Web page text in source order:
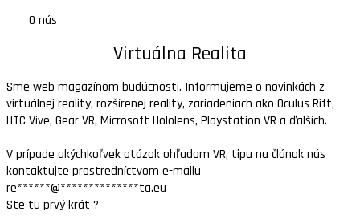
O nás
Virtuálna Realita
Sme web magazínom budúcnosti. Informujeme o novinkách z
virtuálnej reality, rozšírenej reality, zariadeniach ako Oculus Rift,
HTC Vive, Gear VR, Microsoft Hololens, Playstation VR a ďalších.
V prípade akýchkoľvek otázok ohľadom VR, tipu na článok nás
kontaktujte prostredníctvom e-mailu
re******@**************ta.eu
Ste tu prvý krát ?